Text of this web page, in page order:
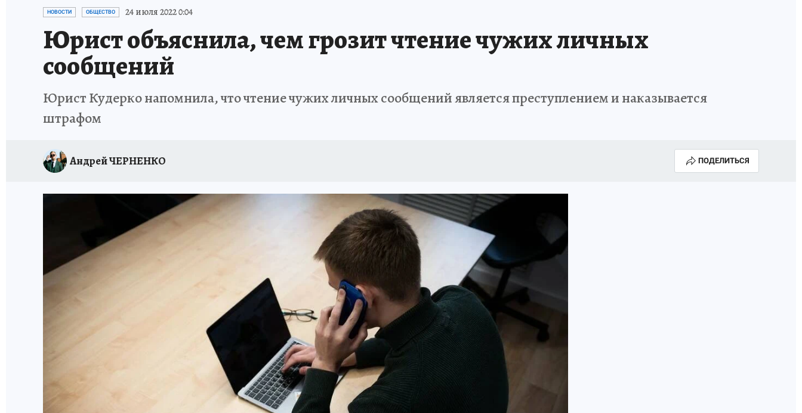
ИСПЫТАНО НА СЕБЕ
НОВОСТИ ОБЩЕСТВО 24 июля 2022 0:04
Юрист объяснила, чем грозит чтение чужих личных
сообщений
Юрист Кудерко напомнила, что чтение чужих личных сообщений является преступлением и наказывается
штрафом
Андрей ЧЕРНЕНКО ПОДЕЛИТЬСЯ